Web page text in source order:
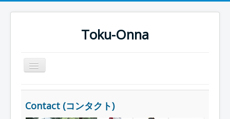
Toku-Onna
Basculer
la
Accueil
Toku-Actrices
Contact (コンタクト)